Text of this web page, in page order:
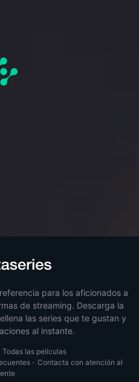
para los aficionados a
de streaming. Descarga la
las series que te gustan y
al instante.
Todas las películas
· Contacta con atención al